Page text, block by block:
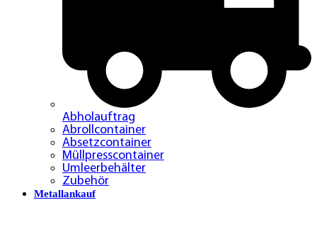
Abholauftrag
Abrollcontainer
Absetzcontainer
Müllpresscontainer
Umleerbehälter
Zubehör
Metallankauf